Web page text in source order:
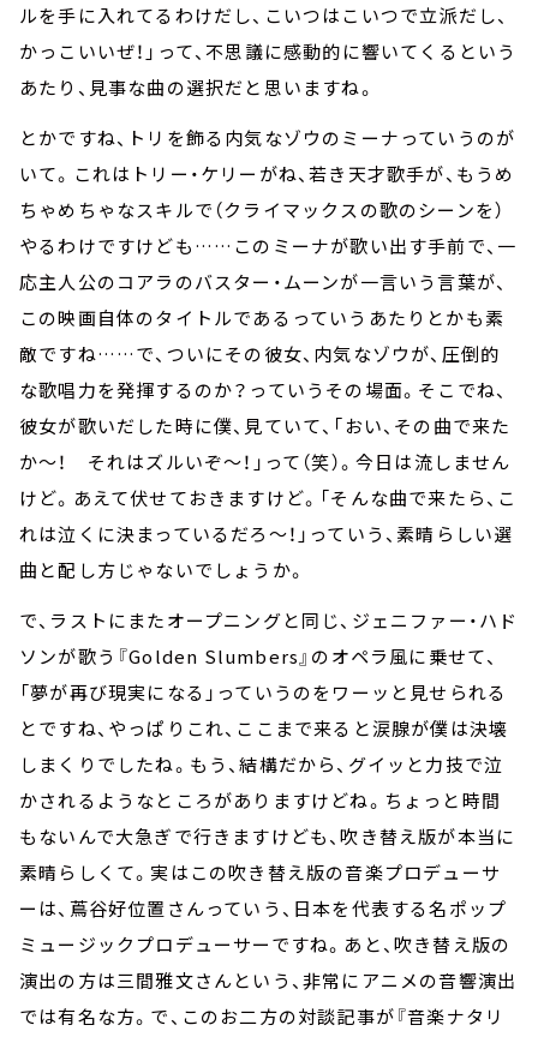
ルを手に入れてるわけだし、こいつはこいつで立派だし、
かっこいいぜ！」って、不思議に感動的に響いてくるという
あたり、見事な曲の選択だと思いますね。
とかですね、トリを飾る内気なゾウのミーナっていうのが
いて。これはトリー・ケリーがね、若き天才歌手が、もうめ
ちゃめちゃなスキルで（クライマックスの歌のシーンを）
やるわけですけども……このミーナが歌い出す手前で、一
応主人公のコアラのバスター・ムーンが一言いう言葉が、
この映画自体のタイトルであるっていうあたりとかも素
敵ですね……で、ついにその彼女、内気なゾウが、圧倒的
な歌唱力を発揮するのか？っていうその場面。そこでね、
彼女が歌いだした時に僕、見ていて、「おい、その曲で来た
か～！ それはズルいぞ～！」って（笑）。今日は流しません
けど。あえて伏せておきますけど。「そんな曲で来たら、こ
れは泣くに決まっているだろ～！」っていう、素晴らしい選
曲と配し方じゃないでしょうか。
で、ラストにまたオープニングと同じ、ジェニファー・ハド
ソンが歌う『Golden Slumbers』のオペラ風に乗せて、
「夢が再び現実になる」っていうのをワーッと見せられる
とですね、やっぱりこれ、ここまで来ると涙腺が僕は決壊
しまくりでしたね。もう、結構だから、グイッと力技で泣
かされるようなところがありますけどね。ちょっと時間
もないんで大急ぎで行きますけども、吹き替え版が本当に
素晴らしくて。実はこの吹き替え版の音楽プロデューサ
ーは、蔦谷好位置さんっていう、日本を代表する名ポップ
ミュージックプロデューサーですね。あと、吹き替え版の
演出の方は三間雅文さんという、非常にアニメの音響演出
では有名な方。で、このお二方の対談記事が『音楽ナタリ